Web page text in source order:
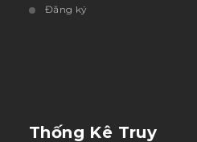
Đăng ký
Thống Kê Truy